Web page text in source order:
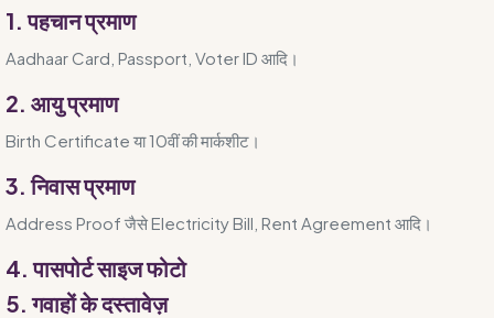
1. पहचान प्रमाण
Aadhaar Card, Passport, Voter ID आदि।
2. आयु प्रमाण
Birth Certificate या 10वीं की मार्कशीट।
3. निवास प्रमाण
Address Proof जैसे Electricity Bill, Rent Agreement आदि।
4. पासपोर्ट साइज फोटो
5. गवाहों के दस्तावेज़